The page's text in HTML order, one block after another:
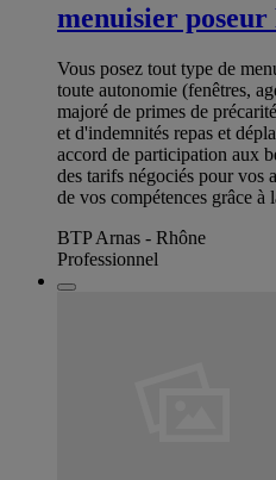
menuisier poseur
Vous posez tout type de
toute autonomie (fenêtres,
majoré de primes de
et d'indemnités repas et
accord de participation aux
des tarifs négociés pour vos
de vos compétences grâce à
BTP Arnas - Rhône
Professionnel